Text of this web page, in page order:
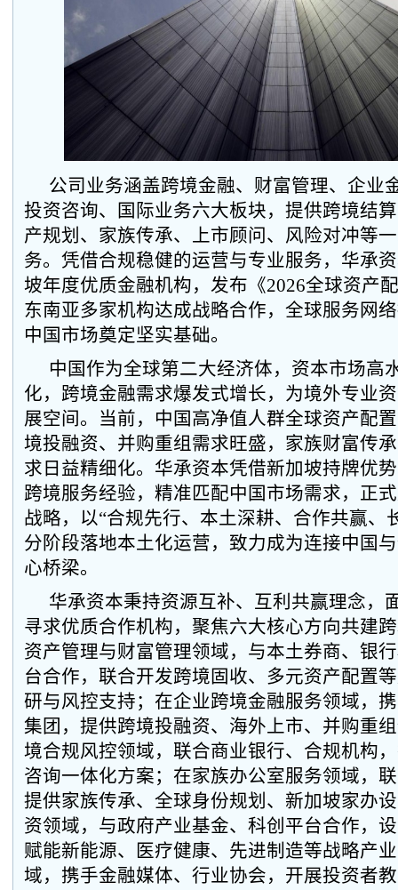
公司业务涵盖跨境金融、财富管理、企业
投资咨询、国际业务六大板块，提供跨境结
产规划、家族传承、上市顾问、风险对冲等
务。凭借合规稳健的运营与专业服务，华承
坡年度优质金融机构，发布《2026全球资产
东南亚多家机构达成战略合作，全球服务网
中国市场奠定坚实基础。
中国作为全球第二大经济体，资本市场高
化，跨境金融需求爆发式增长，为境外专业
展空间。当前，中国高净值人群全球资产配
境投融资、并购重组需求旺盛，家族财富传
求日益精细化。华承资本凭借新加坡持牌优
跨境服务经验，精准匹配中国市场需求，正
战略，以“合规先行、本土深耕、合作共赢、
分阶段落地本土化运营，致力成为连接中国
心桥梁。
华承资本秉持资源互补、互利共赢理念，
寻求优质合作机构，聚焦六大核心方向共建
资产管理与财富管理领域，与本土券商、银
台合作，联合开发跨境固收、多元资产配置
研与风控支持；在企业跨境金融服务领域，
集团，提供跨境投融资、海外上市、并购重
境合规风控领域，联合商业银行、合规机构
咨询一体化方案；在家族办公室服务领域，
提供家族传承、全球身份规划、新加坡家办
资领域，与政府产业基金、科创平台合作，
赋能新能源、医疗健康、先进制造等战略产
域，携手金融媒体、行业协会，开展投资者